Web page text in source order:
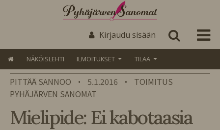
Kirjaudu sisään
NÄKÖISLEHTI ILMOITUKSET TILAA
PITTÄÄ SANNOO • 5.1.2016 •
TOIMITUS
PYHÄJÄRVEN SANOMAT
Mielipide: Ei kabotaasia